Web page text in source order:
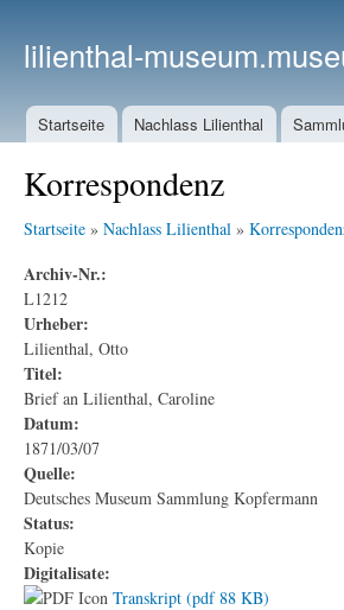
lilienthal-
Startseite Nachlass Lilienthal
Korrespondenz
Startseite » Nachlass Lilienthal »
Archiv-Nr.:
L1212
Urheber:
Lilienthal, Otto
Titel:
Brief an Lilienthal, Caroline
Datum:
1871/03/07
Quelle:
Deutsches Museum Sammlung Kopfermann
Status:
Kopie
Digitalisate:
Transkript (pdf 88 KB)